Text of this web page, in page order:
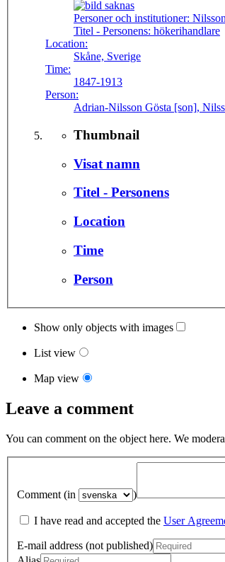
Personer och institutioner:
Titel - Personens: hökerihandlare
Location:
Skåne, Sverige
Time:
1847-1913
Person:
Adrian-Nilsson Gösta [son],
Thumbnail
Visat namn
Titel - Personens
Location
Time
Person
Show only objects with images
List view
Map view
Leave a comment
You can comment on the object here. We
Comment (in )
I have read and accepted the User
E-mail address (not published)